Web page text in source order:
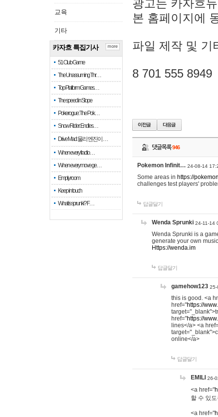
교육
기타
카자흐 특집기사
51 Club Game
The Unassuming Thr…
Top Platform Games…
The speed in Slope
Pokerogue: The Pok…
Snow Rider: Endles…
Drive Mad: 물리 엔진이 …
When every fractio…
When every move ge…
Empty room
Keep in touch
What is sprunki? F…
more
광고는 카자흐
본 홈페이지에
파일 제작 및 기
8 701 555 8949
댓글목록946
Pokemon Infinit… 24-08-14
Some areas in https://
challenges test players'
답글달기
Wenda Sprunki 24-11-14
Wenda Sprunki is a
generate your own
Https://wenda.im
답글달기
gamehow123 25-
this is good. <a
href="https://
href="https://
lines</a> <a
online</a>
답글달기
EMILI 26-
<a href="
할 수 있
<a href="